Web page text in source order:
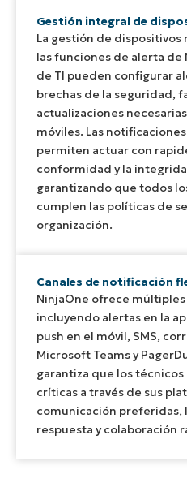
Gestión integral de
La gestión de dispositivos
las funciones de alerta de
de TI pueden configurar
brechas de la seguridad,
actualizaciones
móviles. Las
permiten actuar con
conformidad y la
garantizando que todos
cumplen las políticas de
organización.
Canales de notificación
NinjaOne ofrece
incluyendo alertas en la
push en el móvil, SMS,
Microsoft Teams y
garantiza que los
críticas a través de sus
comunicación preferidas,
respuesta y colaboración